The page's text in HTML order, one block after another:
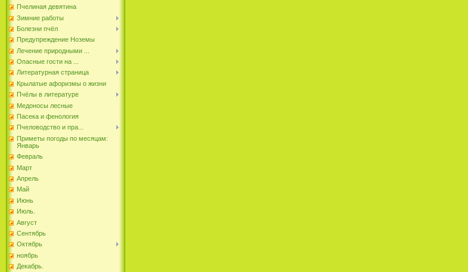
Пчелиная девятина
Зимние работы
Болезни пчёл
Предупреждение Ноземы
Лечение природными ...
Опасные гости на ...
Литературная страница
Крылатые афоризмы о жизни
Пчёлы в литературе
Медоносы лесные
Пасека и фенология
Пчеловодство и пра...
Приметы погоды по месяцам:
Январь
Февраль
Март
Апрель
Май
Июнь
Июль.
Август
Сентябрь
Октябрь
ноябрь
Декабрь.